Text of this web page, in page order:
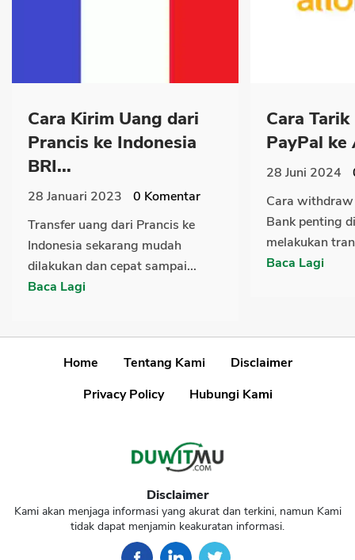
Cara Kirim Uang dari
Prancis ke Indonesia
BRI...
28 Januari 2023 0 Komentar
Transfer uang dari Prancis ke
Indonesia sekarang mudah
dilakukan dan cepat sampai...
Baca Lagi
Cara
PayPal ke
28 Juni 2024
Cara
Bank penting
melakukan
Baca Lagi
Home Tentang Kami
Disclaimer
Privacy Policy
Hubungi Kami
Disclaimer
Kami akan menjaga informasi yang akurat dan terkini, namun Kami
tidak dapat menjamin keakuratan informasi.